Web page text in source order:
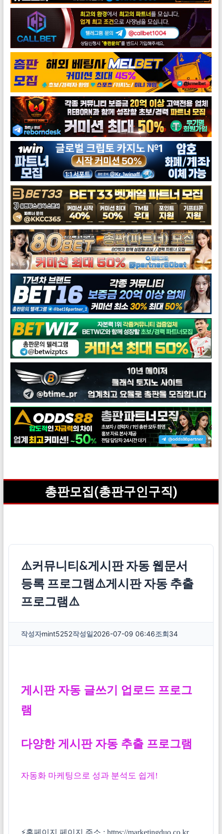
총판모집(총판구인구직)
⚠️커뮤니티&게시판 자동 웹문서
등록 프로그램⚠️게시판 자동 추출
프로그램⚠️
작성자mint5252작성일2026-07-09 06:46조회34
게시판 자동 글쓰기 업로드 프로그
램
다양한 게시판 자동 추출 프로그램
자동화 마케팅으로 성과 분석도 쉽게!
⚡홈페이지 페이지 주소 : https://marketingduo.co.kr